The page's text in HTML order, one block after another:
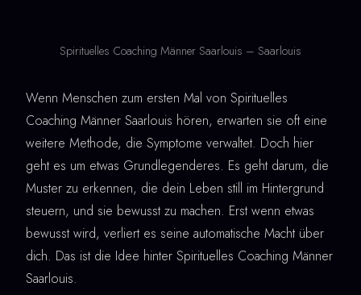
Spirituelles Coaching Männer Saarlouis – Saarlouis
Wenn Menschen zum ersten Mal von Spirituelles
Coaching Männer Saarlouis hören, erwarten sie oft eine
weitere Methode, die Symptome verwaltet. Doch hier
geht es um etwas Grundlegenderes. Es geht darum, die
Muster zu erkennen, die dein Leben still im Hintergrund
steuern, und sie bewusst zu machen. Erst wenn etwas
bewusst wird, verliert es seine automatische Macht über
dich. Das ist die Idee hinter Spirituelles Coaching Männer
Saarlouis.